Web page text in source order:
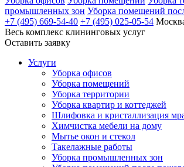
промышленных зон Уборка помещений
+7 (495) 669-54-40 +7 (495) 025-05-54
Весь комплекс клининговых услуг
Оставить заявку
Услуги
Уборка офисов
Уборка помещений
Уборка территории
Уборка квартир и коттеджей
Шлифовка и кристаллизация
Химчистка мебели на дому
Мытье окон и стекол
Такелажные работы
Уборка промышленных зон